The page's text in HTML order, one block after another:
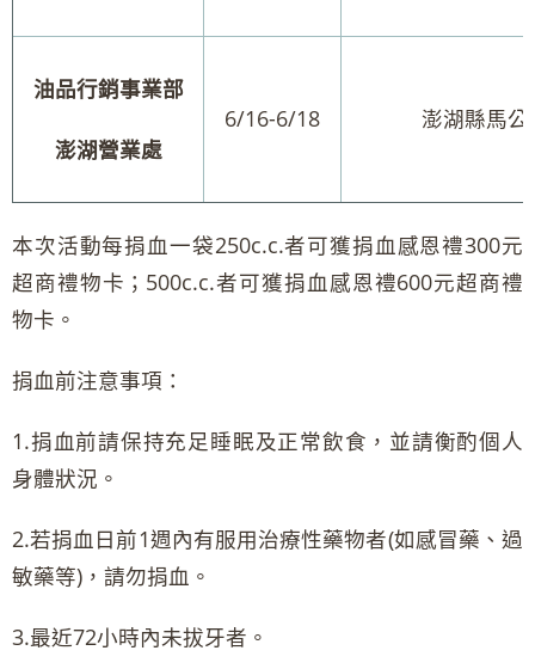
油品行銷事業部
澎湖營業處
6/16-6/18 澎湖縣馬
本次活動每捐血一袋250c.c.者可獲捐血感恩禮300元
超商禮物卡；500c.c.者可獲捐血感恩禮600元超商禮
物卡。
捐血前注意事項：
1.捐血前請保持充足睡眠及正常飲食，並請衡酌個人
身體狀況。
2.若捐血日前1週內有服用治療性藥物者(如感冒藥、過
敏藥等)，請勿捐血。
3.最近72小時內未拔牙者。